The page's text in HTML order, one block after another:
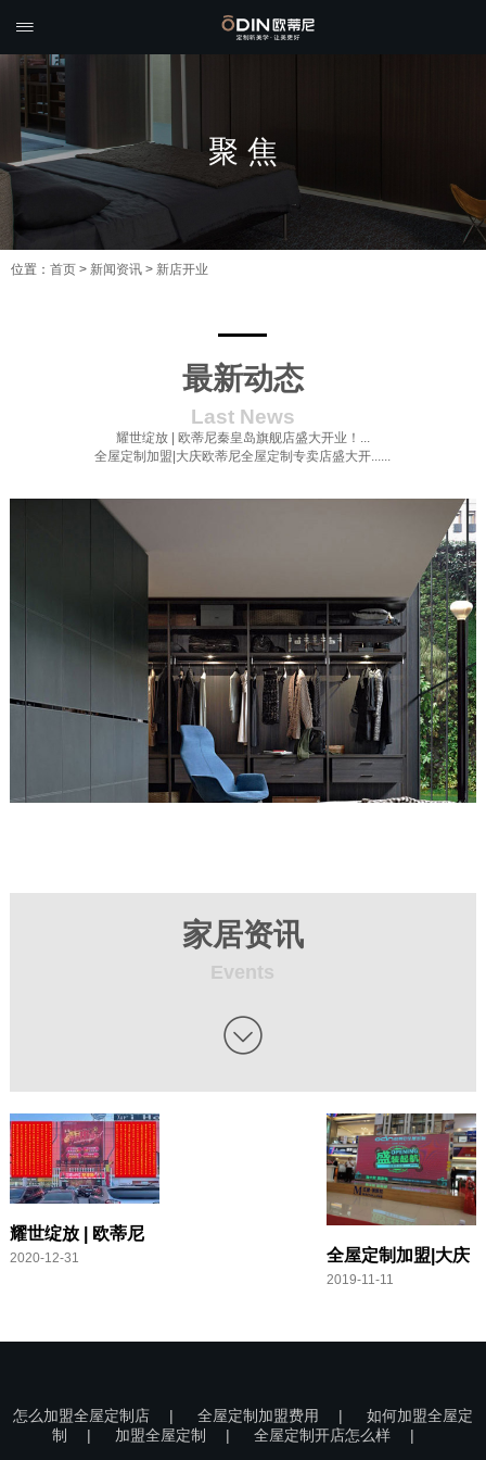

聚 焦
位置： 首页 > 新闻资讯 > 新店开业
最新动态
Last News
耀世绽放 | 欧蒂尼秦皇岛旗舰店盛大开业！...
全屋定制加盟|大庆欧蒂尼全屋定制专卖店盛大开......
家居资讯
Events

耀世绽放 | 欧蒂尼
秦皇岛旗舰店盛大
2020-12-31
全屋定制加盟|大庆
欧蒂尼全屋定制专
2019-11-11
怎么加盟全屋定制店 | 全屋定制加盟费用 |
如何加盟全屋定
制
| 加盟全屋定制 | 全屋定制开店怎么样 |